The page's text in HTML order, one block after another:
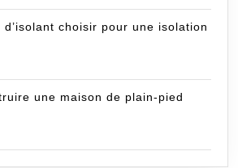
choisir pour une isolation
une maison de plain-pied